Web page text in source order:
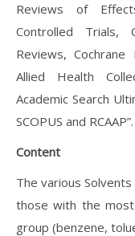
Reviews of
Controlled Trials,
Reviews,
Allied Health
Academic Search
SCOPUS and RCAAP”.
Content
The various
those with the
group (benzene,